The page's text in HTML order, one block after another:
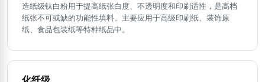
造纸级钛白粉用于提高纸张白度、不透明度和印刷适性，是高档
纸张不可或缺的功能性填料。主要应用于高级印刷纸、装饰原
纸、食品包装纸等特种纸品中。